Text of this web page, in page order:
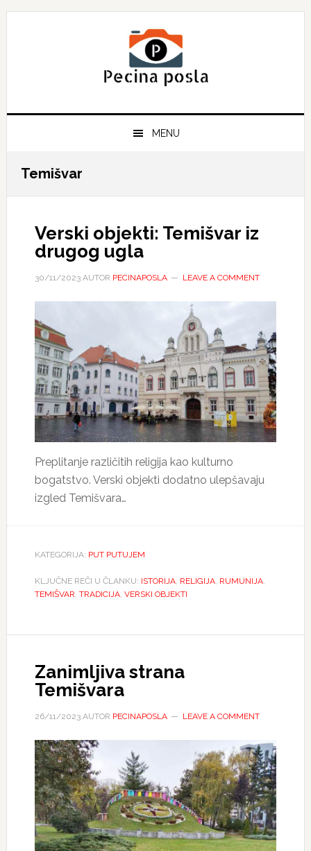
Skip
Skip
Skip
MENU
Temišvar
Verski objekti: Temišvar iz
drugog ugla
30/11/2023AUTOR PECINAPOSLA LEAVE A COMMENT
Preplitanje različitih religija kao kulturno
bogatstvo. Verski objekti dodatno ulepšavaju
izgled Temišvara…
KATEGORIJA: PUT PUTUJEM
KLJUČNE REČI U ČLANKU: ISTORIJA, RELIGIJA, RUMUNIJA,
TEMIŠVAR, TRADICIJA, VERSKI OBJEKTI
Zanimljiva strana
Temišvara
26/11/2023AUTOR PECINAPOSLA LEAVE A COMMENT